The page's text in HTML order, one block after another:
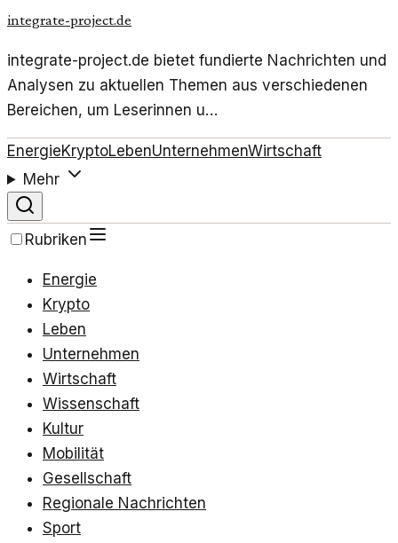
integrate-project.de
integrate-project.de bietet fundierte Nachrichten und
Analysen zu aktuellen Themen aus verschiedenen
Bereichen, um Leserinnen u…
EnergieKryptoLebenUnternehmenWirtschaft
Mehr
Rubriken
Energie
Krypto
Leben
Unternehmen
Wirtschaft
Wissenschaft
Kultur
Mobilität
Gesellschaft
Regionale Nachrichten
Sport